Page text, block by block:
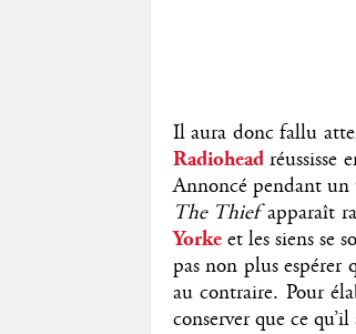
Il aura donc fallu
Radioheadréussisse
Annoncé pendant un
The Thiefapparaît
Yorke et les siens se
pas non plus espérer
au contraire. Pour
conserver que ce